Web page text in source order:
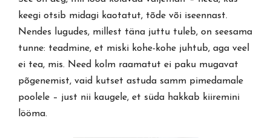
keegi otsib midagi kaotatut, tõde või iseennast.
Nendes lugudes, millest täna juttu tuleb, on seesama
tunne: teadmine, et miski kohe-kohe juhtub, aga veel
ei tea, mis. Need kolm raamatut ei paku mugavat
põgenemist, vaid kutset astuda samm pimedamale
poolele – just nii kaugele, et süda hakkab kiiremini
lööma.